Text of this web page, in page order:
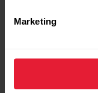
Marketing